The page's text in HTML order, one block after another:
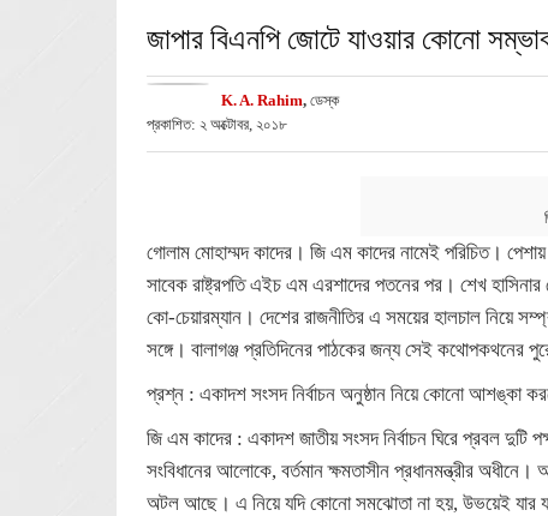
জাপার বিএনপি জোটে যাওয়ার কোনো
K. A. Rahim, ডেস্ক
প্রকাশিত: ২ অক্টোবর, ২০১৮
গোলাম মোহাম্মদ কাদের। জি এম কাদের নামেই পরিচিত।
সাবেক রাষ্ট্রপতি এইচ এম এরশাদের পতনের পর। শেখ হাসিনার
কো-চেয়ারম্যান। দেশের রাজনীতির এ সময়ের হালচাল নিয়ে
সঙ্গে। বালাগঞ্জ প্রতিদিনের পাঠকের জন্য সেই কথোপকথনের
প্রশ্ন : একাদশ সংসদ নির্বাচন অনুষ্ঠান নিয়ে কোনো আশঙ্কা
জি এম কাদের : একাদশ জাতীয় সংসদ নির্বাচন ঘিরে প্রবল
সংবিধানের আলোকে, বর্তমান ক্ষমতাসীন প্রধানমন্ত্রীর অধীনে।
অটল আছে। এ নিয়ে যদি কোনো সমঝোতা না হয়, উভয়েই যার